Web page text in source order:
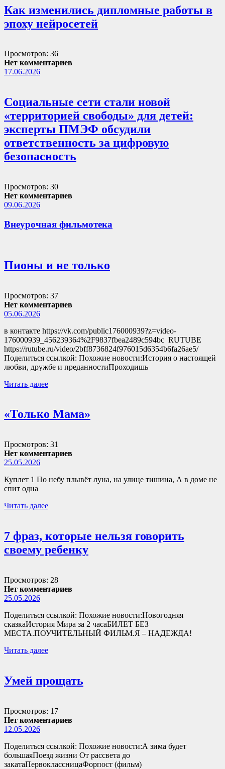
Как изменились дипломные работы в
эпоху нейросетей
Просмотров: 36
Нет комментариев
17.06.2026
Социальные сети стали новой
«территорией свободы» для детей:
эксперты ПМЭФ обсудили
ответственность за цифровую
безопасность
Просмотров: 30
Нет комментариев
09.06.2026
Внеурочная фильмотека
Пионы и не только
Просмотров: 37
Нет комментариев
05.06.2026
в контакте https://vk.com/public176000939?z=video-
176000939_456239364%2F9837fbea2489c594bc RUTUBE
https://rutube.ru/video/2bff8736824f976015d6354b6fa26ae5/
Поделиться ссылкой: Похожие новости:История о настоящей
любви, дружбе и преданностиПроходишь
Читать далее
«Только Мама»
Просмотров: 31
Нет комментариев
25.05.2026
Куплет 1 По небу плывёт луна, на улице тишина, А в доме не
спит одна
Читать далее
7 фраз, которые нельзя говорить
своему ребенку
Просмотров: 28
Нет комментариев
25.05.2026
Поделиться ссылкой: Похожие новости:Новогодняя
сказкаИстория Мира за 2 часаБИЛЕТ БЕЗ
МЕСТА.ПОУЧИТЕЛЬНЫЙ ФИЛЬМ.Я – НАДЕЖДА!
Читать далее
Умей прощать
Просмотров: 17
Нет комментариев
12.05.2026
Поделиться ссылкой: Похожие новости:А зима будет
большаяПоезд жизни От рассвета до
закатаПервоклассницаФорпост (фильм)